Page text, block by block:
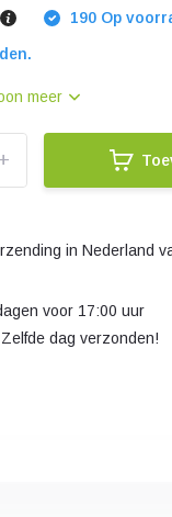
190 Op
meer
+
in Nederland
voor 17:00 uur
dag verzonden!